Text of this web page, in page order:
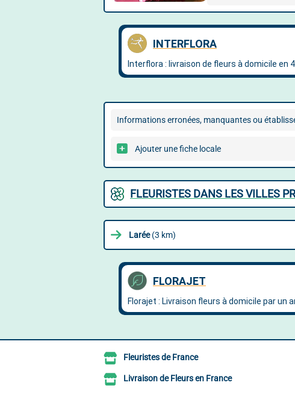
Informations erronées, manquantes ou
Ajouter une fiche locale
FLEURISTES DANS LES VILLES
Larée(3 km)
Fleuristes de France
Livraison de Fleurs en France